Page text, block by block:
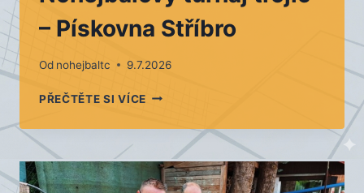
– Pískovna Stříbro
Od nohejbaltc 9.7.2026
PŘEČTĚTE SI VÍCENOHEJBALOVÝ
TROJIC
PÍSKOVNA
STŘÍBRO